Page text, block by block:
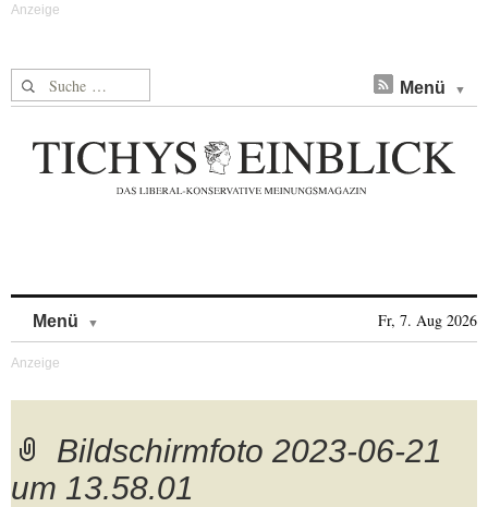
Suche nach: Menü
Menü Fr, 7. Aug 2026
Bildschirmfoto 2023-06-21
um 13.58.01